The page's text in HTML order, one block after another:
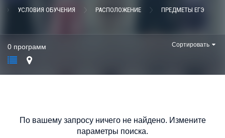
УСЛОВИЯ ОБУЧЕНИЯ РАСПОЛОЖЕНИЕ ПРЕДМЕТЫ ЕГЭ
0 программ Сортировать
По вашему запросу ничего не найдено. Измените
параметры поиска.